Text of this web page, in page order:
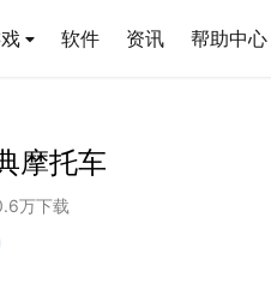
软件 资讯 帮助中心
摩托车
万下载